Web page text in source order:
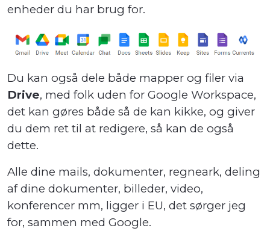
enheder du har brug for.
Du kan også dele både mapper og filer via
Drive, med folk uden for Google Workspace,
det kan gøres både så de kan kikke, og giver
du dem ret til at redigere, så kan de også
dette.
Alle dine mails, dokumenter, regneark, deling
af dine dokumenter, billeder, video,
konferencer mm, ligger i EU, det sørger jeg
for, sammen med Google.